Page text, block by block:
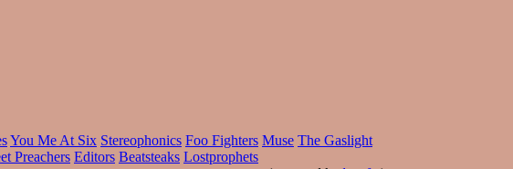
You Me At Six Stereophonics Foo Fighters Muse The Gaslight
Preachers Editors Beatsteaks Lostprophets